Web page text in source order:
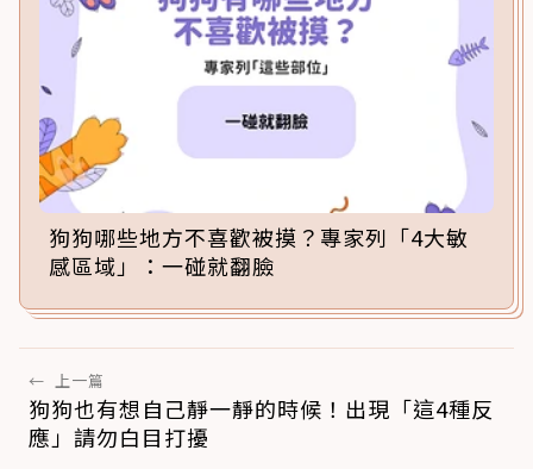
狗狗哪些地方不喜歡被摸？專家列「4大敏
感區域」：一碰就翻臉
← 上一篇
狗狗也有想自己靜一靜的時候！出現「這4種反
應」請勿白目打擾